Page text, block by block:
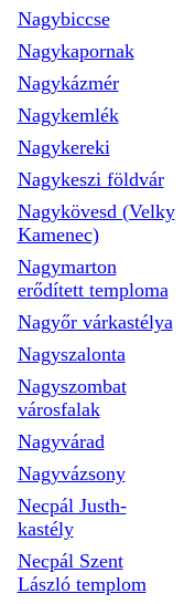
Nagybiccse
Nagykapornak
Nagykázmér
Nagykemlék
Nagykereki
Nagykeszi földvár
Nagykövesd (Velky
Kamenec)
Nagymarton
erődített temploma
Nagyőr várkastélya
Nagyszalonta
Nagyszombat
városfalak
Nagyvárad
Nagyvázsony
Necpál Justh-
kastély
Necpál Szent
László templom